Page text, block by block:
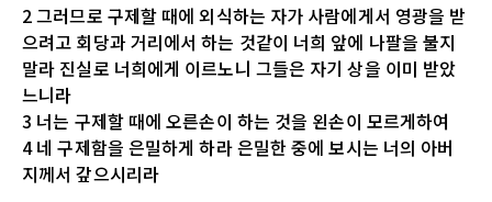
2 그러므로 구제할 때에 외식하는 자가 사람에게서 영광을 받
으려고 회당과 거리에서 하는 것같이 너희 앞에 나팔을 불지
말라 진실로 너희에게 이르노니 그들은 자기 상을 이미 받았
느니라
3 너는 구제할 때에 오른손이 하는 것을 왼손이 모르게하여
4 네 구제함을 은밀하게 하라 은밀한 중에 보시는 너의 아버
지께서 갚으시리라